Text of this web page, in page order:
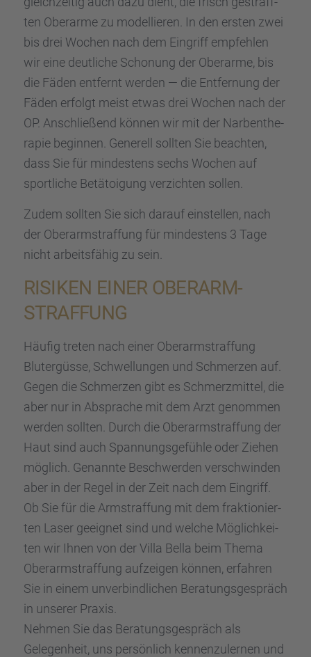
ten Oberarme zu model­lie­ren. In den ersten zwei
bis drei Wochen nach dem Eingriff empfeh­len
wir eine deutli­che Schonung der Oberarme, bis
die Fäden entfernt werden — die Entfer­nung der
Fäden erfolgt meist etwas drei Wochen nach der
OP. Anschlie­ßend können wir mit der Narben­the­
ra­pie begin­nen. Generell sollten Sie beach­ten,
dass Sie für mindes­tens sechs Wochen auf
sport­li­che Betätoi­gung verzich­ten sollen.
Zudem sollten Sie sich darauf einstel­len, nach
der Oberarm­straf­fung für mindes­tens 3 Tage
nicht arbeits­fä­hig zu sein.
RISIKEN EINER OBERARM­
STRAF­FUNG
Häufig treten nach einer Oberarm­straf­fung
Blutergüsse, Schwel­lun­gen und Schmer­zen auf.
Gegen die Schmer­zen gibt es Schmerz­mit­tel, die
aber nur in Abspra­che mit dem Arzt genom­men
werden sollten. Durch die Oberarm­straf­fung der
Haut sind auch Spannungs­ge­fühle oder Ziehen
möglich. Genannte Beschwer­den verschwin­den
aber in der Regel in der Zeit nach dem Eingriff.
Ob Sie für die Armstraf­fung mit dem fraktio­nier­
ten Laser geeig­net sind und welche Möglich­kei­
ten wir Ihnen von der Villa Bella beim Thema
Oberarm­straf­fung aufzei­gen können, erfah­ren
Sie in einem unver­bind­li­chen Beratungs­ge­spräch
in unserer Praxis.
Nehmen Sie das Beratungs­ge­spräch als
Gelegen­heit, uns persön­lich kennen­zu­ler­nen und